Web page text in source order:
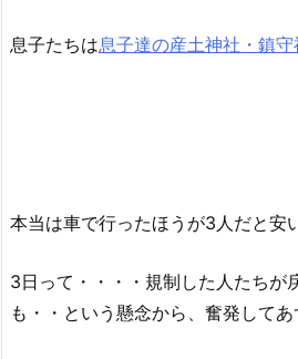
息子たちは息子達の産土神社・鎮守
本当は車で行ったほうが3人だと安
3日って・・・・規制した人たちが
も・・という懸念から、奮発してあ